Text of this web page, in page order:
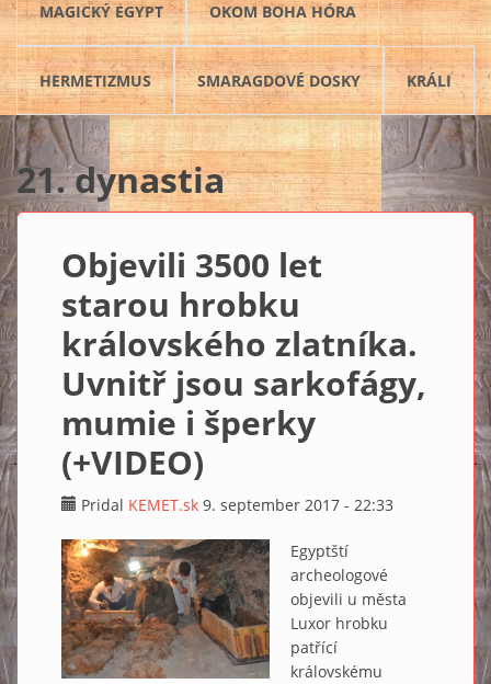
MAGICKÝ EGYPT OKOM BOHA HÓRA
HERMETIZMUS SMARAGDOVÉ DOSKY KRÁLI
21. dynastia
Objevili 3500 let
starou hrobku
královského zlatníka.
Uvnitř jsou sarkofágy,
mumie i šperky
(+VIDEO)
Pridal KEMET.sk 9. september 2017 - 22:33
Egyptští
archeologové
objevili u města
Luxor hrobku
patřící
královskému